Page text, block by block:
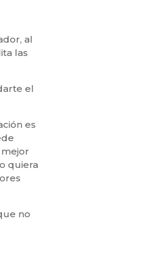
al
las
el
es
quiera
no